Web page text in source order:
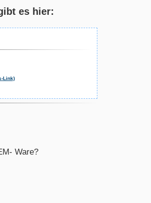
es hier:
Link)
Ware?